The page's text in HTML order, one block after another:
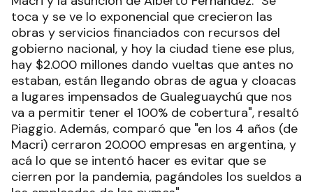
toca y se ve lo exponencial que crecieron las
obras y servicios financiados con recursos del
gobierno nacional, y hoy la ciudad tiene ese plus,
hay $2.000 millones dando vueltas que antes no
estaban, están llegando obras de agua y cloacas
a lugares impensados de Gualeguaychú que nos
va a permitir tener el 100% de cobertura", resaltó
Piaggio. Además, comparó que "en los 4 años (de
Macri) cerraron 20.000 empresas en argentina, y
acá lo que se intentó hacer es evitar que se
cierren por la pandemia, pagándoles los sueldos a